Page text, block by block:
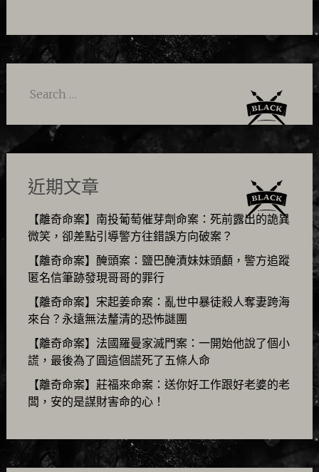
Search
近期文章
【離奇命案】南投葡萄催芽劑命案：死前露出的詭異
微笑，卻差點引導警方往錯誤方向破案？
【離奇命案】醃頭案：鹽巴醃漬妹妹頭顱，警方追蹤
匿名信筆跡發現哥哥的罪行
【離奇命案】宋起姜命案：亂世中暴徒殺人奪妻跨海
來台？永遠無法釐清的恐怖謎團
【離奇命案】法國羅曼家滅門案：一開始他說了個小
謊，最後為了圓這個謊死了五條人命
【離奇命案】莊福來命案：送你好工作跟好老婆的老
闆，安的是謀財害命的心！